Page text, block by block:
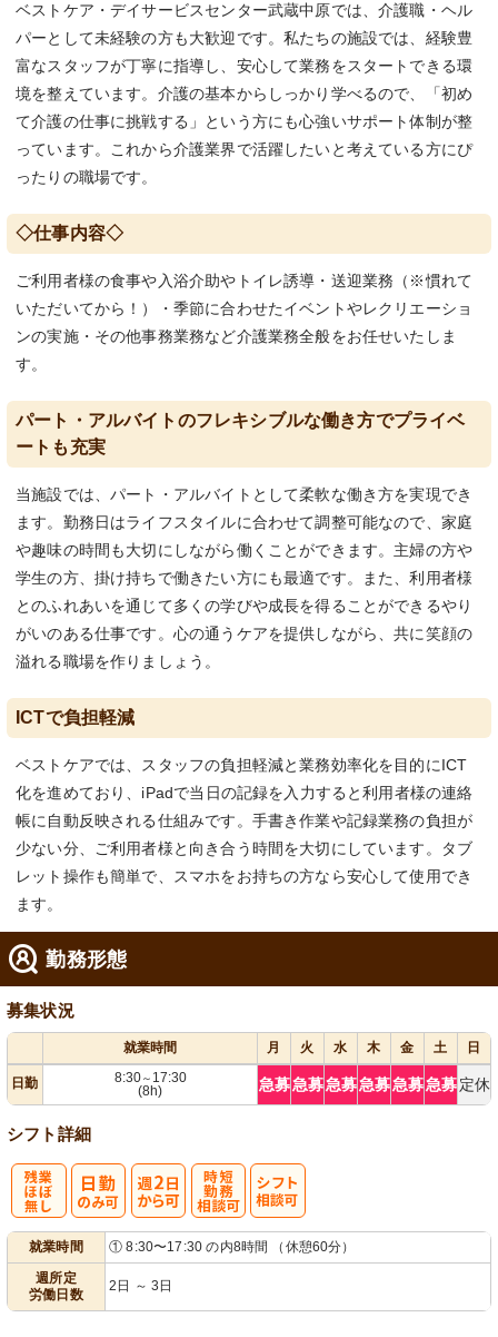
ベストケア・デイサービスセンター武蔵中原では、介護職・ヘル
パーとして未経験の方も大歓迎です。私たちの施設では、経験豊
富なスタッフが丁寧に指導し、安心して業務をスタートできる環
境を整えています。介護の基本からしっかり学べるので、「初め
て介護の仕事に挑戦する」という方にも心強いサポート体制が整
っています。これから介護業界で活躍したいと考えている方にぴ
ったりの職場です。
◇仕事内容◇
ご利用者様の食事や入浴介助やトイレ誘導・送迎業務（※慣れて
いただいてから！）・季節に合わせたイベントやレクリエーショ
ンの実施・その他事務業務など介護業務全般をお任せいたしま
す。
パート・アルバイトのフレキシブルな働き方でプライベ
ートも充実
当施設では、パート・アルバイトとして柔軟な働き方を実現でき
ます。勤務日はライフスタイルに合わせて調整可能なので、家庭
や趣味の時間も大切にしながら働くことができます。主婦の方や
学生の方、掛け持ちで働きたい方にも最適です。また、利用者様
とのふれあいを通じて多くの学びや成長を得ることができるやり
がいのある仕事です。心の通うケアを提供しながら、共に笑顔の
溢れる職場を作りましょう。
ICTで負担軽減
ベストケアでは、スタッフの負担軽減と業務効率化を目的にICT
化を進めており、iPadで当日の記録を入力すると利用者様の連絡
帳に自動反映される仕組みです。手書き作業や記録業務の負担が
少ない分、ご利用者様と向き合う時間を大切にしています。タブ
レット操作も簡単で、スマホをお持ちの方なら安心して使用でき
ます。
勤務形態
募集状況
就業時間 月 火 水 木 金 土 日
日勤 8:30～ 17:30
(8h)
急募急募急募急募急募急募 定休
シフト詳細
就業時間
① 8:30〜17:30 の内8時間 （休憩60分）
週所定
労働日数
2日 ～ 3日